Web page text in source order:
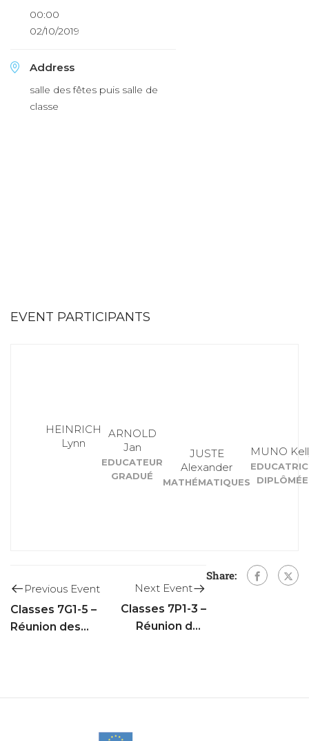
00:00
02/10/2019
Address
salle des fêtes puis salle de
classe
EVENT PARTICIPANTS
HEINRICH
Lynn
ARNOLD
Jan
EDUCATEUR
GRADUÉ
JUSTE
Alexander
MATHÉMATIQUES
MUNO
DIPLÔMÉE
Share:
Previous Event
Classes 7G1-5 –
Réunion des
Next Event
Classes 7P1-3 –
Réunion des